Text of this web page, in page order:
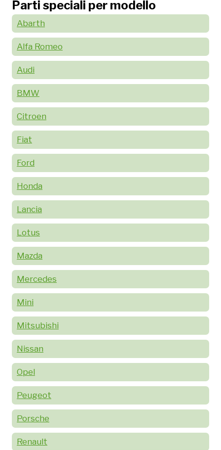
Parti speciali per modello
Abarth
Alfa Romeo
Audi
BMW
Citroen
Fiat
Ford
Honda
Lancia
Lotus
Mazda
Mercedes
Mini
Mitsubishi
Nissan
Opel
Peugeot
Porsche
Renault